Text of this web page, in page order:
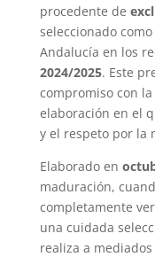
procedente de
seleccionado
Andalucía en los
2024/2025. Este
compromiso con
elaboración en el
y el respeto por la
Elaborado en
maduración,
completamente
una cuidada
realiza a